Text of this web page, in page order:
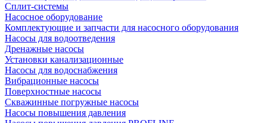
Сплит-системы
Насосное оборудование
Комплектующие и запчасти для насосного оборудования
Насосы для водоотведения
Дренажные насосы
Установки канализационные
Насосы для водоснабжения
Вибрационные насосы
Поверхностные насосы
Скважинные погружные насосы
Насосы повышения давления